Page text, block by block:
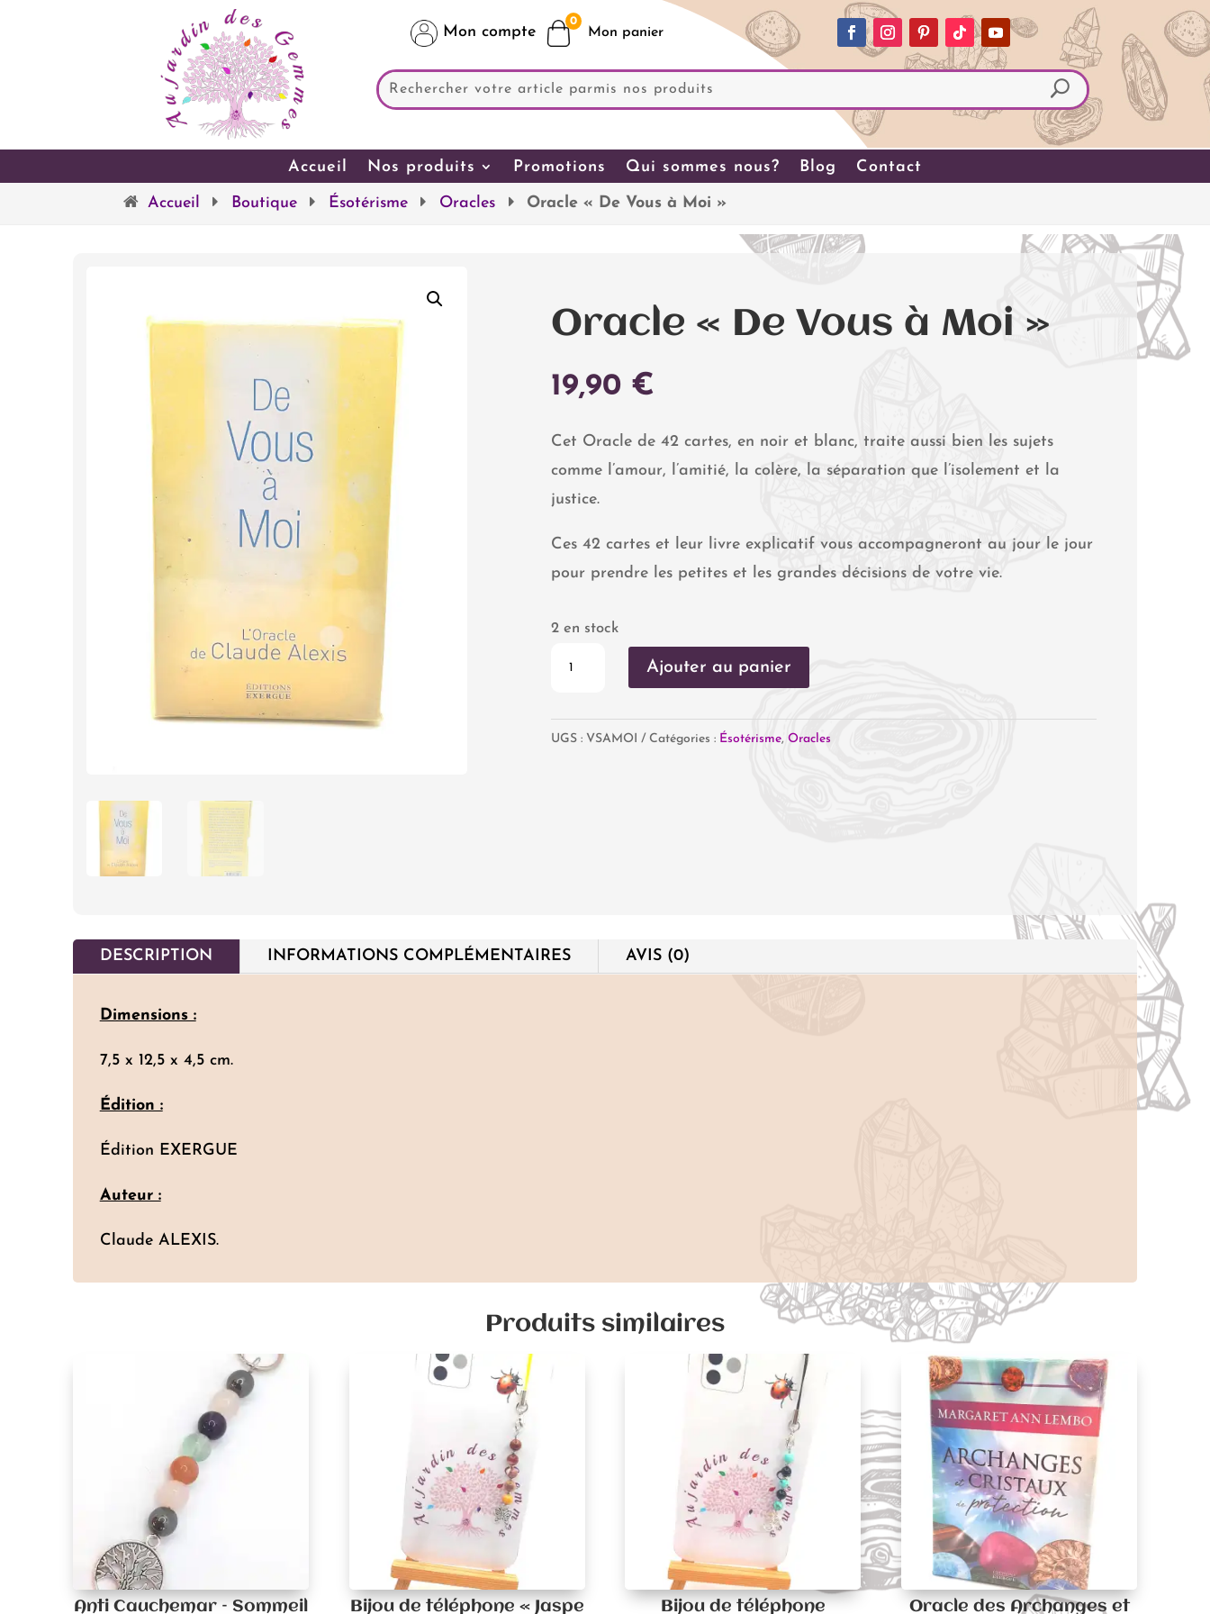
Mon compte
0
Accueil Nos produits Promotions Qui sommes nous? Blog Contact
Accueil Boutique Ésotérisme Oracles Oracle « De Vous à Moi »
Oracle « De Vous à Moi »
19,90 €
Cet Oracle de 42 cartes, en noir et blanc, traite aussi bien les sujets
comme l’amour, l’amitié, la colère, la séparation que l’isolement et la
justice.
Ces 42 cartes et leur livre explicatif vous accompagneront au jour le jour
pour prendre les petites et les grandes décisions de votre vie.
2 en stock
"De
Ajouter au panier
UGS : VSAMOI Catégories : Ésotérisme,Oracles
DESCRIPTION INFORMATIONS COMPLÉMENTAIRES AVIS (0)
Dimensions :
7,5 x 12,5 x 4,5 cm.
Édition :
Édition EXERGUE
Auteur :
Claude ALEXIS.
Produits similaires
Anti Cauchemar – Sommeil
Bijou de téléphone « Jaspe
Bijou de téléphone
Oracle des Archanges et